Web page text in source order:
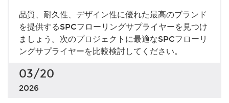
品質、耐久性、デザイン性に優れた最高のブランド
を提供するSPCフローリングサプライヤーを見つけ
ましょう。次のプロジェクトに最適なSPCフローリ
ングサプライヤーを比較検討してください。
03/20
2026